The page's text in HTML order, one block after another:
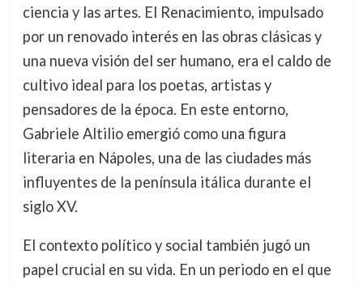
ciencia y las artes. El Renacimiento, impulsado
por un renovado interés en las obras clásicas y
una nueva visión del ser humano, era el caldo de
cultivo ideal para los poetas, artistas y
pensadores de la época. En este entorno,
Gabriele Altilio emergió como una figura
literaria en Nápoles, una de las ciudades más
influyentes de la península itálica durante el
siglo XV.
El contexto político y social también jugó un
papel crucial en su vida. En un periodo en el que